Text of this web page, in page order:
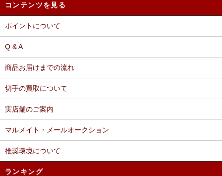
コンテンツを見る
ポイントについて
Q & A
商品お届けまでの流れ
切手の買取について
実店舗のご案内
マルメイト・メールオークション
推奨環境について
ランキング